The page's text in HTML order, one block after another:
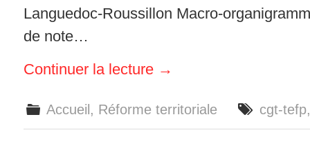
Languedoc-Roussillon Macro-
de note…
Continuer la lecture →
Accueil , Réforme territoriale cgt-tefp